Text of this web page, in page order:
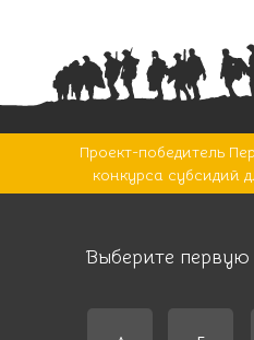
Проект-победитель
конкурса субсидий
Выберите